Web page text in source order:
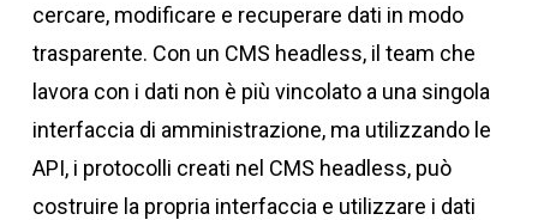
cercare, modificare e recuperare dati in modo
trasparente. Con un CMS headless, il team che
lavora con i dati non è più vincolato a una singola
interfaccia di amministrazione, ma utilizzando le
API, i protocolli creati nel CMS headless, può
costruire la propria interfaccia e utilizzare i dati